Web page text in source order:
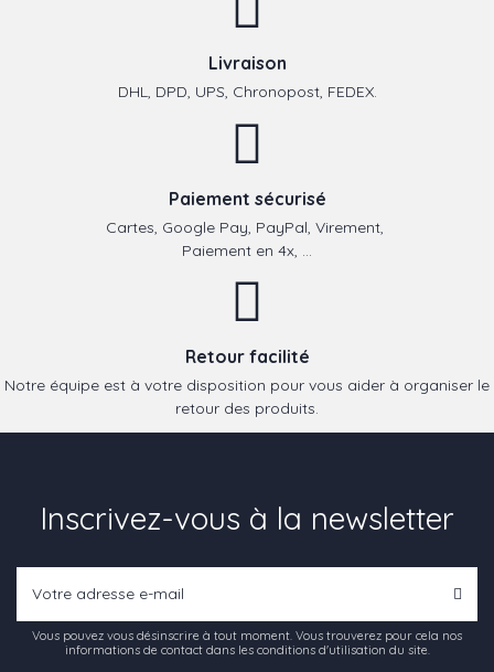
Livraison
DHL, DPD, UPS, Chronopost, FEDEX.
Paiement sécurisé
Cartes, Google Pay, PayPal, Virement,
Paiement en 4x, ...
Retour facilité
Notre équipe est à votre disposition pour vous aider à organiser le
retour des produits.
Inscrivez-vous à la newsletter
Vous pouvez vous désinscrire à tout moment. Vous trouverez pour cela nos
informations de contact dans les conditions d'utilisation du site.